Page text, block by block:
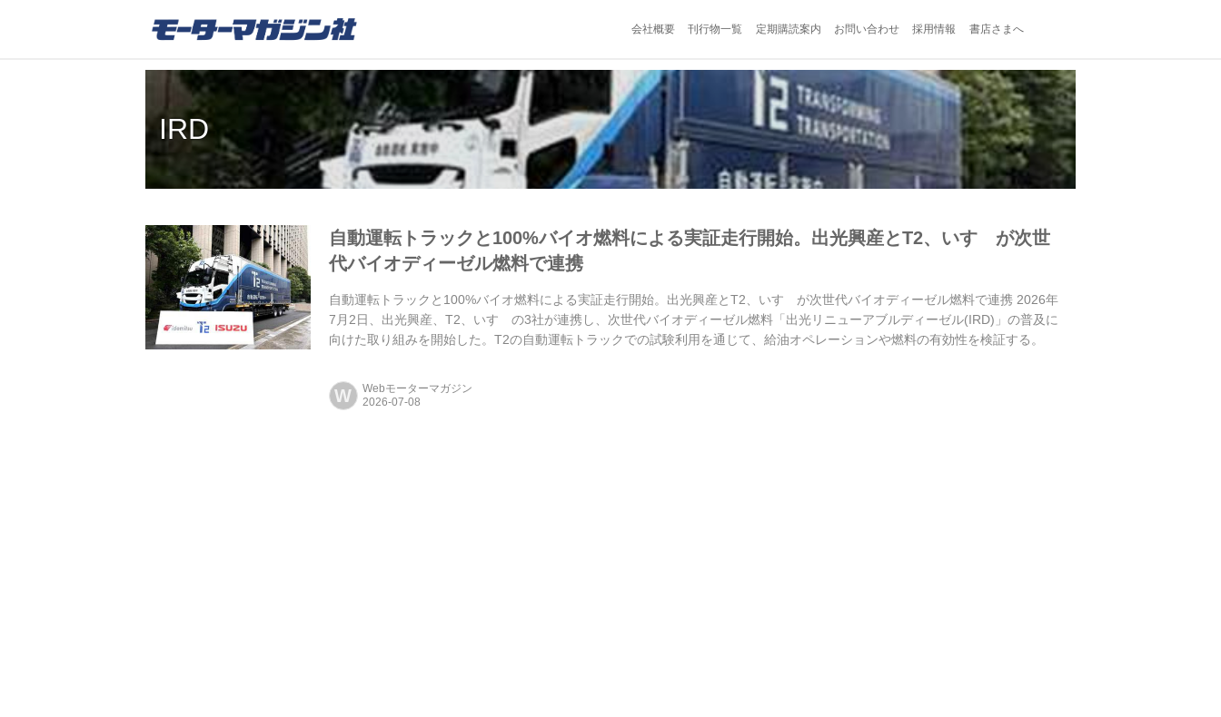
会社概要 刊行物一覧 定期購読案内 お問い合わせ 採用情報 書店さまへ
IRD
自動運転トラックと100%バイオ燃料による実証走行開始。出光興産とT2、いすゞが次世
代バイオディーゼル燃料で連携
自動運転トラックと100%バイオ燃料による実証走行開始。出光興産とT2、いすゞが次世代バイオディーゼル燃料で連携 2026年
7月2日、出光興産、T2、いすゞの3社が連携し、次世代バイオディーゼル燃料「出光リニューアブルディーゼル(IRD)」の普及に
向けた取り組みを開始した。T2の自動運転トラックでの試験利用を通じて、給油オペレーションや燃料の有効性を検証する。
W Webモーターマガジン